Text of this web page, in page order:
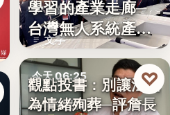
產業戰略
文字
學習的產業走廊─
台灣無人系統產業
需要的是…
今天 06:25
食安法治
觀點投書：別讓法治
為情緒殉葬─評詹長
♡